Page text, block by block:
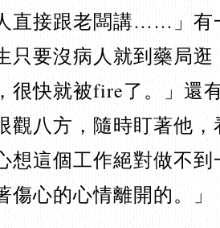
直接跟老闆講……」有
只要沒病人就到藥局
很快就被fire了。」還
觀八方，隨時盯著他
想這個工作絕對做不
傷心的心情離開的。」